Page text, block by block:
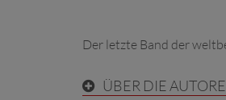
Der letzte Band der
ÜBER DIE